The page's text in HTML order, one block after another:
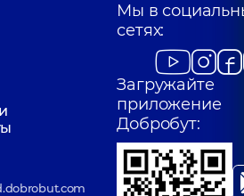
Мы в
сетях:
Загружайте
приложение
Добробут: